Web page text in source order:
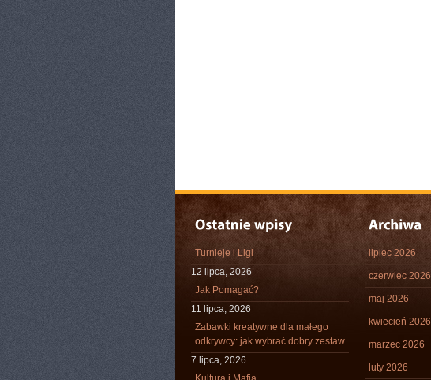
Turnieje i Ligi
12 lipca, 2026
Jak Pomagać?
11 lipca, 2026
Zabawki kreatywne dla małego
odkrywcy: jak wybrać dobry zestaw
7 lipca, 2026
lipiec 2026
czerwiec 2026
maj 2026
kwiecień 2026
marzec 2026
luty 2026